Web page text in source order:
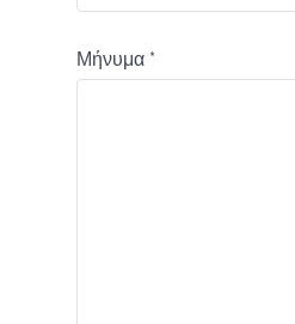
Μήνυμα *